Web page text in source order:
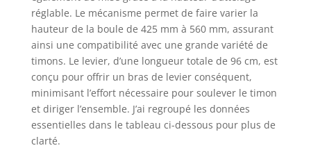
antirouille et
élégant pour une
utilisation en
extérieur.
L'empattement
élargi rend votre
travail stable et
sans effort sur les
routes en montée
réglable. Le mécanisme permet de faire varier la
hauteur de la boule de 425 mm à 560 mm, assurant
ainsi une compatibilité avec une grande variété de
timons. Le levier, d’une longueur totale de 96 cm, est
conçu pour offrir un bras de levier conséquent,
minimisant l’effort nécessaire pour soulever le timon
et diriger l’ensemble. J’ai regroupé les données
essentielles dans le tableau ci-dessous pour plus de
clarté.